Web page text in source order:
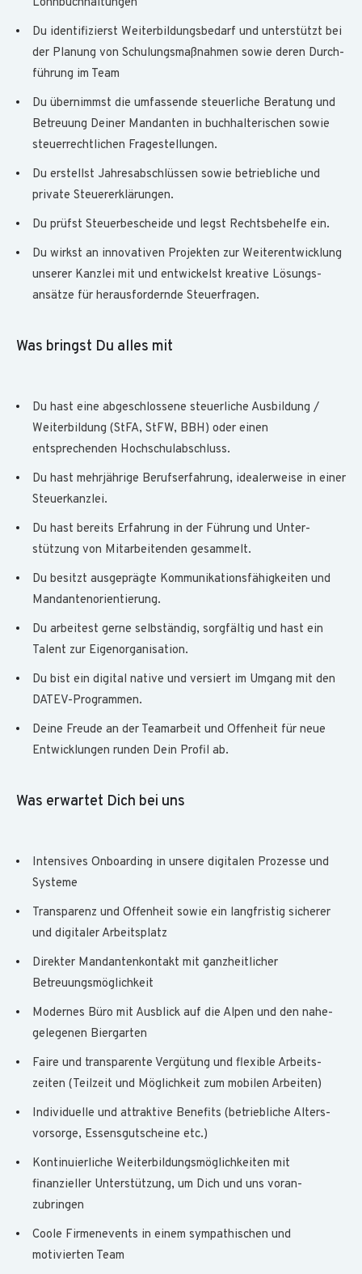
Du identifizierst Weiterbildungs­bedarf und unter­stützt bei
der Planung von Schulungs­maßnahmen sowie deren Durch­
führung im Team
Du übernimmst die umfassende steuerliche Beratung und
Betreuung Deiner Mandanten in buch­halterischen sowie
steuer­rechtlichen Frage­stellungen.
Du erstellst Jahresabschlüssen sowie betrieb­liche und
private Steuer­erklärungen.
Du prüfst Steuerbe­scheide und legst Rechtsbehelfe ein.
Du wirkst an innovativen Projekten zur Weiter­entwicklung
unserer Kanzlei mit und entwickelst kreative Lösungs­
ansätze für heraus­fordernde Steuer­fragen.
Was bringst Du alles mit
Du hast eine abgeschlossene steuer­liche Ausbildung /
Weiter­bildung (StFA, StFW, BBH) oder einen
entsprechenden Hochschul­abschluss.
Du hast mehrjährige Berufs­erfahrung, idealer­weise in einer
Steuer­kanzlei.
Du hast bereits Erfahrung in der Führung und Unter­
stützung von Mit­arbeitenden gesammelt.
Du besitzt ausgeprägte Kommunikations­fähigkeiten und
Mandanten­orientierung.
Du arbeitest gerne selbständig, sorg­fältig und hast ein
Talent zur Eigen­organisation.
Du bist ein digital native und versiert im Umgang mit den
DATEV-Programmen.
Deine Freude an der Team­arbeit und Offenheit für neue
Entwicklungen runden Dein Profil ab.
Was erwartet Dich bei uns
Intensives Onboarding in unsere digitalen Prozesse und
Systeme
Transparenz und Offenheit sowie ein lang­fristig sicherer
und digitaler Arbeits­platz
Direkter Mandantenkontakt mit ganz­heitlicher
Betreuungs­möglich­keit
Modernes Büro mit Ausblick auf die Alpen und den nahe­
gelegenen Biergarten
Faire und transparente Vergütung und flexible Arbeits­
zeiten (Teilzeit und Möglich­keit zum mobilen Arbeiten)
Individuelle und attraktive Benefits (betrieb­liche Alters­
vorsorge, Essens­gutscheine etc.)
Kontinuierliche Weiterbildungs­möglich­keiten mit
finanzieller Unter­stützung, um Dich und uns voran­
zubringen
Coole Firmenevents in einem sympathischen und
motivierten Team